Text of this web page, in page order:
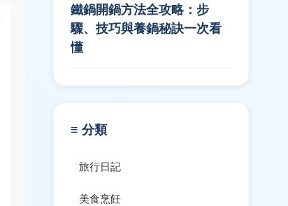
鐵鍋開鍋方法全攻略：步
驟、技巧與養鍋秘訣一次看
懂
≡ 分類
旅行日記
美食烹飪